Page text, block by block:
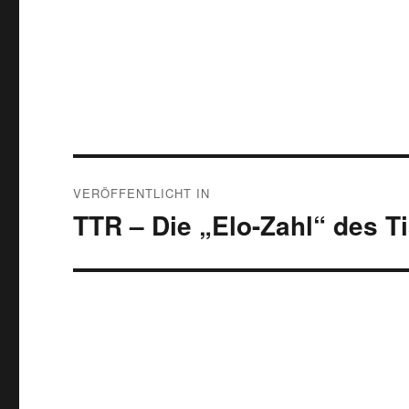
VERÖFFENTLICHT IN
TTR – Die „Elo-Zahl“ des